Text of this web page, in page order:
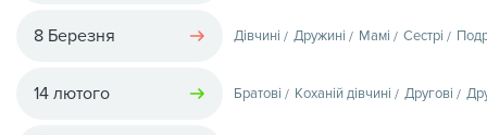
8 Березня Дівчині Дружині Мамі Сестрі
14 лютого Братові Коханій дівчині Другові